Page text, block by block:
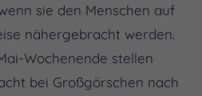
sie den Menschen auf
nähergebracht werden.
Wochenende stellen
bei Großgörschen nach